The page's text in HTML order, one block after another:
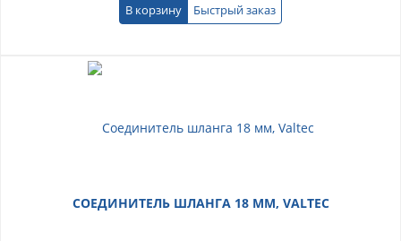
В корзину Быстрый заказ
СОЕДИНИТЕЛЬ ШЛАНГА 18 ММ, VALTEC